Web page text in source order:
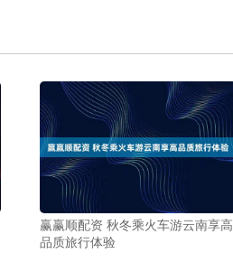
赢赢顺配资 秋冬乘火车游云南享高
品质旅行体验